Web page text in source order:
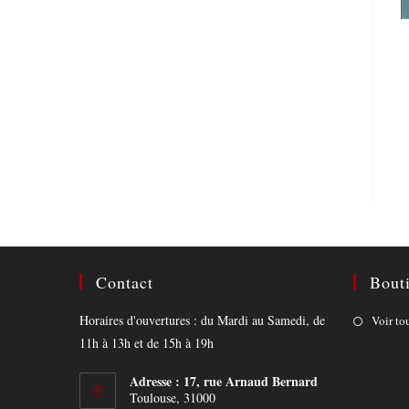
Contact
Horaires d'ouvertures : du Mardi au Samedi, de
11h à 13h et de 15h à 19h
Adresse : 17, rue Arnaud Bernard
Toulouse, 31000
Voir